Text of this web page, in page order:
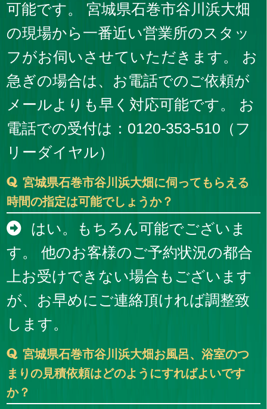
可能です。 宮城県石巻市谷川浜大畑
の現場から一番近い営業所のスタッ
フがお伺いさせていただきます。 お
急ぎの場合は、お電話でのご依頼が
メールよりも早く対応可能です。 お
電話での受付は：0120-353-510（フ
リーダイヤル）
宮城県石巻市谷川浜大畑に伺ってもらえる
時間の指定は可能でしょうか？
はい。もちろん可能でございま
す。 他のお客様のご予約状況の都合
上お受けできない場合もございます
が、お早めにご連絡頂ければ調整致
します。
宮城県石巻市谷川浜大畑お風呂、浴室のつ
まりの見積依頼はどのようにすればよいです
か？